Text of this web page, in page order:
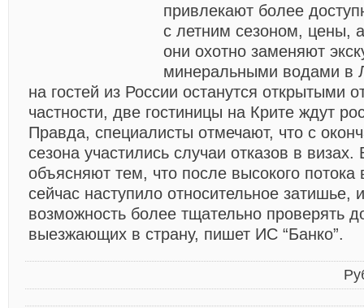
привлекают более
с летним сезоном, цены,
они охотно заменяют
минеральными водами в
на гостей из России останутся открытыми
частности, две гостиницы на Крите ждут
Правда, специалисты отмечают, что с
сезона участились случаи отказов в визах.
объясняют тем, что после высокого потока
сейчас наступило относительное затишье,
возможность более тщательно проверять
выезжающих в страну, пишет ИС “Банко”.